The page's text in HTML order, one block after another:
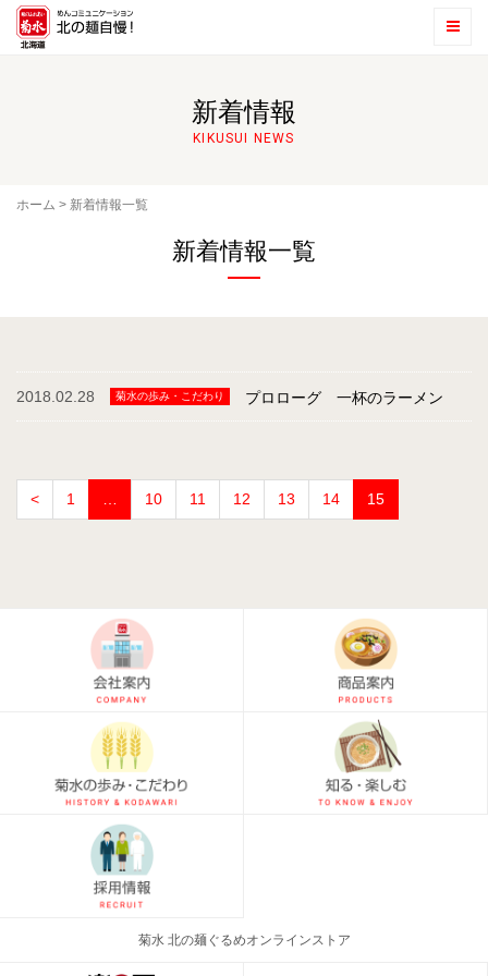
新着情報
KIKUSUI NEWS
ホーム > 新着情報一覧
新着情報一覧
2018.02.28 菊水の歩み・こだわり プロローグ 一杯のラーメン
< 1 10 11 12 13 14 15
菊水 北の麺ぐるめオンラインストア